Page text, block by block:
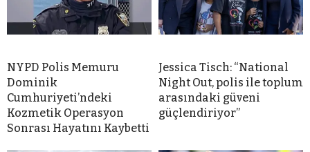
NYPD Polis Memuru
Dominik
Cumhuriyeti’ndeki
Kozmetik Operasyon
Sonrası Hayatını Kaybetti
Jessica Tisch: “National
Night Out, polis ile toplum
arasındaki güveni
güçlendiriyor”